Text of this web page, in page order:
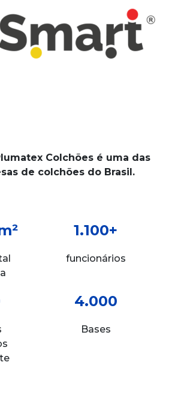
Colchões é uma das
de colchões do Brasil.
1.100+
funcionários
4.000
Bases